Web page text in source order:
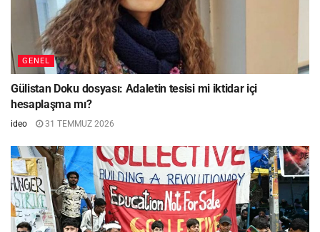
GENEL
Gülistan Doku dosyası: Adaletin tesisi mi iktidar içi
hesaplaşma mı?
ideo 31 TEMMUZ 2026